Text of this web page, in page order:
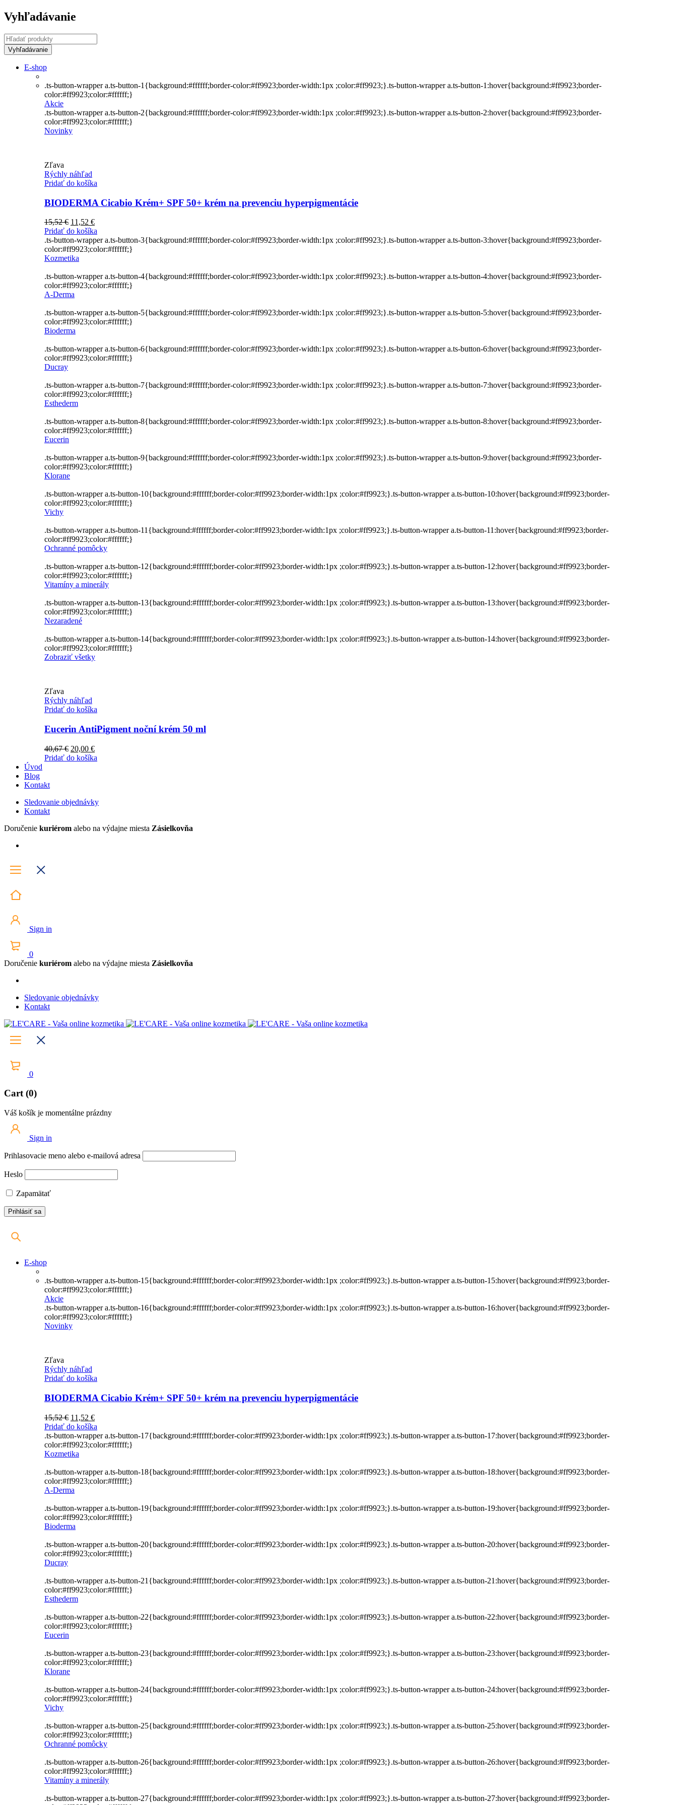
Vyhľadávanie
E-shop
.ts-button-wrapper a.ts-button-1{background:#ffffff;border-color:#ff9923;border-width:1px ;color:#ff9923;}.ts-button-wrapper a.ts-button-1:hover{background:#ff9923;border-
color:#ff9923;color:#ffffff;}
Akcie
.ts-button-wrapper a.ts-button-2{background:#ffffff;border-color:#ff9923;border-width:1px ;color:#ff9923;}.ts-button-wrapper a.ts-button-2:hover{background:#ff9923;border-
color:#ff9923;color:#ffffff;}
Novinky
Zľava
Rýchly náhľad
Pridať do košíka
BIODERMA Cicabio Krém+ SPF 50+ krém na prevenciu hyperpigmentácie
15,52€ Pôvodná
cena
bola:
15,52 €.
11,52 €Aktuálna
cena
je:
11,52 €.
Pridať do košíka
.ts-button-wrapper a.ts-button-3{background:#ffffff;border-color:#ff9923;border-width:1px ;color:#ff9923;}.ts-button-wrapper a.ts-button-3:hover{background:#ff9923;border-
color:#ff9923;color:#ffffff;}
Kozmetika
.ts-button-wrapper a.ts-button-4{background:#ffffff;border-color:#ff9923;border-width:1px ;color:#ff9923;}.ts-button-wrapper a.ts-button-4:hover{background:#ff9923;border-
color:#ff9923;color:#ffffff;}
A-Derma
.ts-button-wrapper a.ts-button-5{background:#ffffff;border-color:#ff9923;border-width:1px ;color:#ff9923;}.ts-button-wrapper a.ts-button-5:hover{background:#ff9923;border-
color:#ff9923;color:#ffffff;}
Bioderma
.ts-button-wrapper a.ts-button-6{background:#ffffff;border-color:#ff9923;border-width:1px ;color:#ff9923;}.ts-button-wrapper a.ts-button-6:hover{background:#ff9923;border-
color:#ff9923;color:#ffffff;}
Ducray
.ts-button-wrapper a.ts-button-7{background:#ffffff;border-color:#ff9923;border-width:1px ;color:#ff9923;}.ts-button-wrapper a.ts-button-7:hover{background:#ff9923;border-
color:#ff9923;color:#ffffff;}
Esthederm
.ts-button-wrapper a.ts-button-8{background:#ffffff;border-color:#ff9923;border-width:1px ;color:#ff9923;}.ts-button-wrapper a.ts-button-8:hover{background:#ff9923;border-
color:#ff9923;color:#ffffff;}
Eucerin
.ts-button-wrapper a.ts-button-9{background:#ffffff;border-color:#ff9923;border-width:1px ;color:#ff9923;}.ts-button-wrapper a.ts-button-9:hover{background:#ff9923;border-
color:#ff9923;color:#ffffff;}
Klorane
.ts-button-wrapper a.ts-button-10{background:#ffffff;border-color:#ff9923;border-width:1px ;color:#ff9923;}.ts-button-wrapper a.ts-button-10:hover{background:#ff9923;border-
color:#ff9923;color:#ffffff;}
Vichy
.ts-button-wrapper a.ts-button-11{background:#ffffff;border-color:#ff9923;border-width:1px ;color:#ff9923;}.ts-button-wrapper a.ts-button-11:hover{background:#ff9923;border-
color:#ff9923;color:#ffffff;}
Ochranné pomôcky
.ts-button-wrapper a.ts-button-12{background:#ffffff;border-color:#ff9923;border-width:1px ;color:#ff9923;}.ts-button-wrapper a.ts-button-12:hover{background:#ff9923;border-
color:#ff9923;color:#ffffff;}
Vitamíny a minerály
.ts-button-wrapper a.ts-button-13{background:#ffffff;border-color:#ff9923;border-width:1px ;color:#ff9923;}.ts-button-wrapper a.ts-button-13:hover{background:#ff9923;border-
color:#ff9923;color:#ffffff;}
Nezaradené
.ts-button-wrapper a.ts-button-14{background:#ffffff;border-color:#ff9923;border-width:1px ;color:#ff9923;}.ts-button-wrapper a.ts-button-14:hover{background:#ff9923;border-
color:#ff9923;color:#ffffff;}
Zobraziť všetky
Zľava
Rýchly náhľad
Pridať do košíka
Eucerin AntiPigment noční krém 50 ml
40,67€ Pôvodná
cena
20,00 €Aktuálna
cena
Pridať do košíka
Úvod
Blog
Kontakt
Sledovanie objednávky
Kontakt
Doručenie kuriérom alebo na výdajne miesta Zásielkovňa
Sign in
0
Doručenie kuriérom alebo na výdajne miesta Zásielkovňa
Sledovanie objednávky
Kontakt
0
Cart (0)
Váš košík je momentálne prázdny
Sign in
Prihlasovacie meno alebo e-mailová adresa
Heslo
Zapamätať
E-shop
.ts-button-wrapper a.ts-button-15{background:#ffffff;border-color:#ff9923;border-width:1px ;color:#ff9923;}.ts-button-wrapper a.ts-button-15:hover{background:#ff9923;border-
color:#ff9923;color:#ffffff;}
Akcie
.ts-button-wrapper a.ts-button-16{background:#ffffff;border-color:#ff9923;border-width:1px ;color:#ff9923;}.ts-button-wrapper a.ts-button-16:hover{background:#ff9923;border-
color:#ff9923;color:#ffffff;}
Novinky
Zľava
Rýchly náhľad
Pridať do košíka
BIODERMA Cicabio Krém+ SPF 50+ krém na prevenciu hyperpigmentácie
15,52€ Pôvodná
cena
bola:
15,52 €.
11,52 €Aktuálna
cena
je:
11,52 €.
Pridať do košíka
.ts-button-wrapper a.ts-button-17{background:#ffffff;border-color:#ff9923;border-width:1px ;color:#ff9923;}.ts-button-wrapper a.ts-button-17:hover{background:#ff9923;border-
color:#ff9923;color:#ffffff;}
Kozmetika
.ts-button-wrapper a.ts-button-18{background:#ffffff;border-color:#ff9923;border-width:1px ;color:#ff9923;}.ts-button-wrapper a.ts-button-18:hover{background:#ff9923;border-
color:#ff9923;color:#ffffff;}
A-Derma
.ts-button-wrapper a.ts-button-19{background:#ffffff;border-color:#ff9923;border-width:1px ;color:#ff9923;}.ts-button-wrapper a.ts-button-19:hover{background:#ff9923;border-
color:#ff9923;color:#ffffff;}
Bioderma
.ts-button-wrapper a.ts-button-20{background:#ffffff;border-color:#ff9923;border-width:1px ;color:#ff9923;}.ts-button-wrapper a.ts-button-20:hover{background:#ff9923;border-
color:#ff9923;color:#ffffff;}
Ducray
.ts-button-wrapper a.ts-button-21{background:#ffffff;border-color:#ff9923;border-width:1px ;color:#ff9923;}.ts-button-wrapper a.ts-button-21:hover{background:#ff9923;border-
color:#ff9923;color:#ffffff;}
Esthederm
.ts-button-wrapper a.ts-button-22{background:#ffffff;border-color:#ff9923;border-width:1px ;color:#ff9923;}.ts-button-wrapper a.ts-button-22:hover{background:#ff9923;border-
color:#ff9923;color:#ffffff;}
Eucerin
.ts-button-wrapper a.ts-button-23{background:#ffffff;border-color:#ff9923;border-width:1px ;color:#ff9923;}.ts-button-wrapper a.ts-button-23:hover{background:#ff9923;border-
color:#ff9923;color:#ffffff;}
Klorane
.ts-button-wrapper a.ts-button-24{background:#ffffff;border-color:#ff9923;border-width:1px ;color:#ff9923;}.ts-button-wrapper a.ts-button-24:hover{background:#ff9923;border-
color:#ff9923;color:#ffffff;}
Vichy
.ts-button-wrapper a.ts-button-25{background:#ffffff;border-color:#ff9923;border-width:1px ;color:#ff9923;}.ts-button-wrapper a.ts-button-25:hover{background:#ff9923;border-
color:#ff9923;color:#ffffff;}
Ochranné pomôcky
.ts-button-wrapper a.ts-button-26{background:#ffffff;border-color:#ff9923;border-width:1px ;color:#ff9923;}.ts-button-wrapper a.ts-button-26:hover{background:#ff9923;border-
color:#ff9923;color:#ffffff;}
Vitamíny a minerály
.ts-button-wrapper a.ts-button-27{background:#ffffff;border-color:#ff9923;border-width:1px ;color:#ff9923;}.ts-button-wrapper a.ts-button-27:hover{background:#ff9923;border-